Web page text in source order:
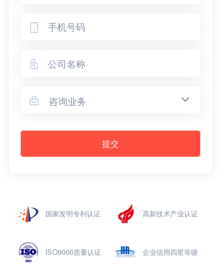


 咨询业务
提交
国家发明专利认证 高新技术产业认证
ISO9000质量认证 企业信用四星等级